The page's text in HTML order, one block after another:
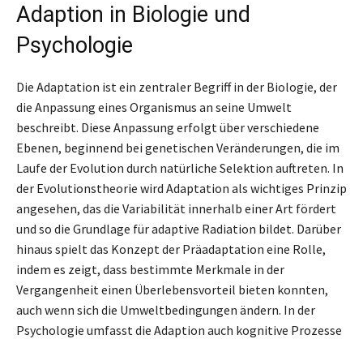
Adaption in Biologie und
Psychologie
Die Adaptation ist ein zentraler Begriff in der Biologie, der
die Anpassung eines Organismus an seine Umwelt
beschreibt. Diese Anpassung erfolgt über verschiedene
Ebenen, beginnend bei genetischen Veränderungen, die im
Laufe der Evolution durch natürliche Selektion auftreten. In
der Evolutionstheorie wird Adaptation als wichtiges Prinzip
angesehen, das die Variabilität innerhalb einer Art fördert
und so die Grundlage für adaptive Radiation bildet. Darüber
hinaus spielt das Konzept der Präadaptation eine Rolle,
indem es zeigt, dass bestimmte Merkmale in der
Vergangenheit einen Überlebensvorteil bieten konnten,
auch wenn sich die Umweltbedingungen ändern. In der
Psychologie umfasst die Adaption auch kognitive Prozesse